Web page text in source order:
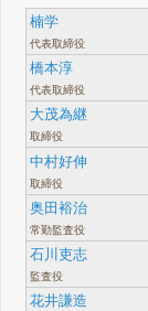
楠学
代表取締役
橋本淳
代表取締役
大茂為継
取締役
中村好伸
取締役
奥田裕治
常勤監査役
石川吏志
監査役
花井謙造